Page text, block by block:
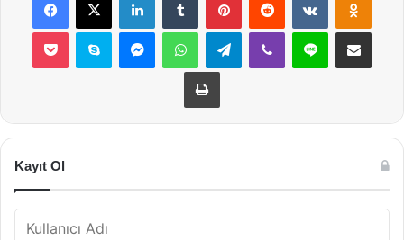
Pocket Skype MessengerWhatsAppTelegramViber Line E-Posta ile
Yazdır
Kayıt Ol